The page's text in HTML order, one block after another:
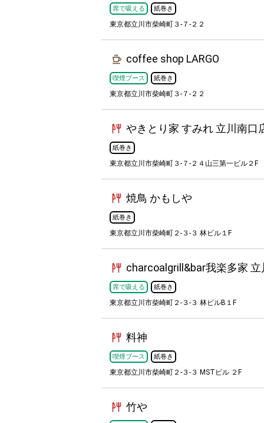
席で吸える 紙巻き
東京都立川市柴崎町３-７-２２
coffee shop LARGO
喫煙ブース 紙巻き
東京都立川市柴崎町３-７-２２
やきとり家 すみれ 立川南口
紙巻き
東京都立川市柴崎町３-７-２４山三第一ビル２F
焼鳥 かもしや
紙巻き
東京都立川市柴崎町２-３-３ 林ビル１F
charcoalgrill&bar我楽多家 立
席で吸える 紙巻き
東京都立川市柴崎町２-３-３ 林ビルB１F
料神
喫煙ブース 紙巻き
東京都立川市柴崎町２-３-３ MSTビル ２F
竹や